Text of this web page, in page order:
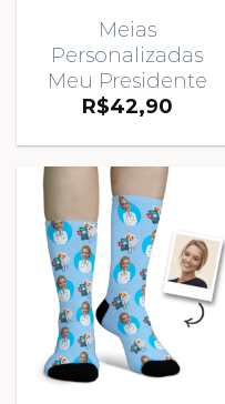
Meias
Personalizadas
Meu Presidente
R$42,90